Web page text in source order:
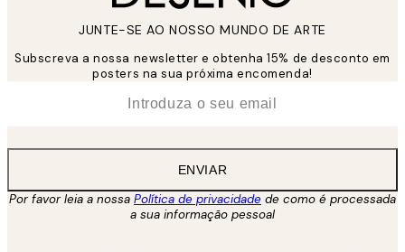
JUNTE-SE AO NOSSO MUNDO DE ARTE
Subscreva a nossa newsletter e obtenha 15% de desconto em
posters na sua próxima encomenda!
ENVIAR
Por favor leia a nossa Política de privacidade de como é processada
a sua informação pessoal